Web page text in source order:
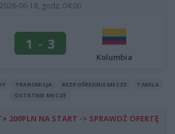
2026-06-18, godz. 04:00
1 - 3
Kolumbia
TRANSMISJA BEZPOŚREDNIE MECZE
TABELA
OSTATNIE MECZE
200PLN NA START -> SPRAWDŹ OFERTĘ